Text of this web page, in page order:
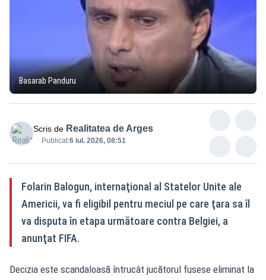
Basarab Panduru
Scris de Realitatea de Arges
Publicat:6 iul. 2026, 08:51
Folarin Balogun, internaţional al Statelor Unite ale
Americii, va fi eligibil pentru meciul pe care ţara sa îl
va disputa în etapa următoare contra Belgiei, a
anunţat FIFA.
Decizia este scandaloasă întrucât jucătorul fusese eliminat la